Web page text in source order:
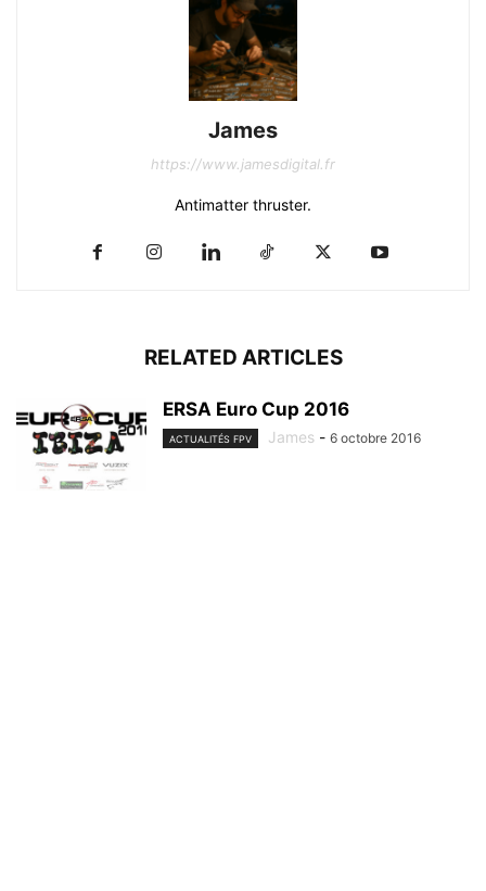
James
https://www.jamesdigital.fr
Antimatter thruster.
RELATED ARTICLES
ERSA Euro Cup 2016
ACTUALITÉS FPV James - 6 octobre 2016